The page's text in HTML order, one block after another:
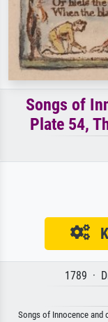
Songs of
Plate 54,
1789 ·
Songs of Innocence and